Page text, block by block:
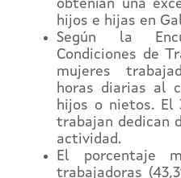
obtenían una
hijos e hijas en
Según la
Condiciones de
mujeres
horas diarias al
hijos o nietos. El
trabajan dedican
actividad.
El porcentaje
trabajadoras